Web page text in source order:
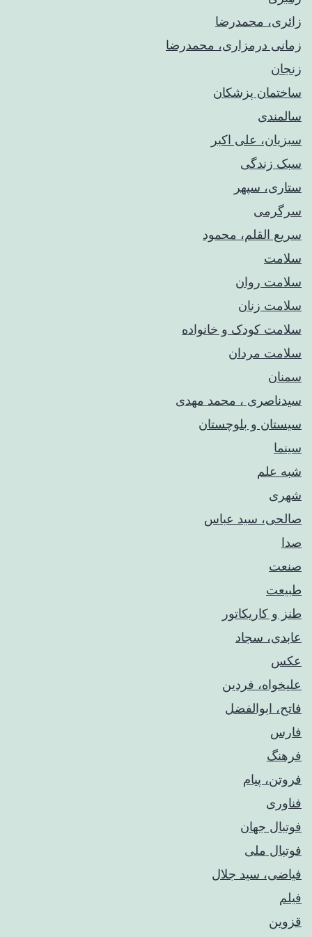
زائری، محمدرضا
زمانی درمزاری، محمدرضا
زنجان
ساختمان پزشکان
سالمندی
سبزیان، علی اکبر
سبک زندگی
ستاری، سپهر
سرگرمی
سریع القلم، محمود
سلامت
سلامت روان
سلامت زنان
سلامت کودک‌ و خانواده
سلامت مردان
سمنان
سیدناصری ، محمد مهدی
سیستان و بلوچستان
سینما
شبه علم
شهری
صالحی، سید عباس
صدا
صنعت
طبیعت
طنز و کاریکاتور
عابدی، سجاد
عکس
علیخواه، فردین
فاتح، ابوالفضل
فارس
فرهنگ
فروتن، پیام
فناوری
فوتبال جهان
فوتبال ملی
فیاضی، سید جلال
فیلم
قزوین